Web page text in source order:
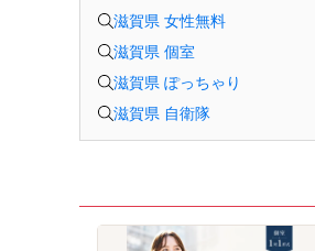
滋賀県 女性無料
滋賀県 個室
滋賀県 ぽっちゃり
滋賀県 自衛隊